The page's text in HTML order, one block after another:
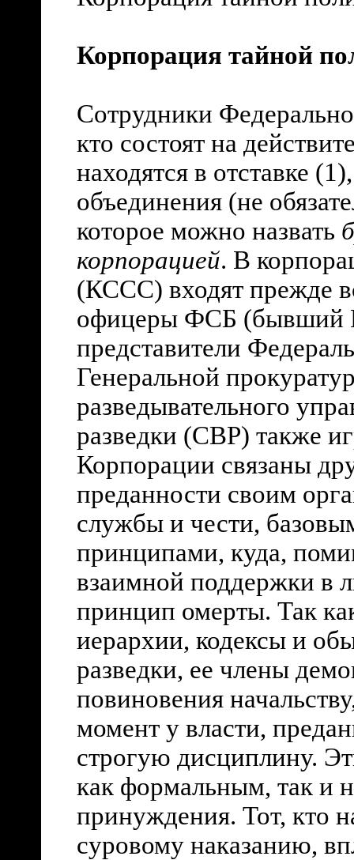
Корпорация тайной
Сотрудники
кто состоят на
находятся в отставке
объединения (не
которое можно назвать
корпорацией. В
(КССС) входят прежде
офицеры ФСБ (бывший
представители
Генеральной
разведывательного
разведки (СВР) также
Корпорации связаны
преданности своим
службы и чести,
принципами, куда,
взаимной поддержки в
принцип омерты. Так
иерархии, кодексы и
разведки, ее члены
повиновения
момент у власти,
строгую дисциплину.
как формальным, так и
принуждения. Тот, кто
суровому наказанию,